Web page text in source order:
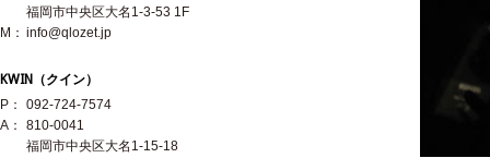
福岡市中央区大名1-3-53 1F
M： info@qlozet.jp
KWIN（クイン）
P：
092-724-7574
A：
810-0041
福岡市中央区大名1-15-18